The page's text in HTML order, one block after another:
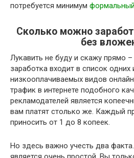
потребуется минимум формальный
Сколько можно
без
Лукавить не буду и скажу прямо
заработка входит в список одних
низкооплачиваемых видов
трафик в интернете подобного
рекламодателей является
вам платят столько же. Каждый
приносить от 1 до 8 копеек.
Но здесь важно учесть два